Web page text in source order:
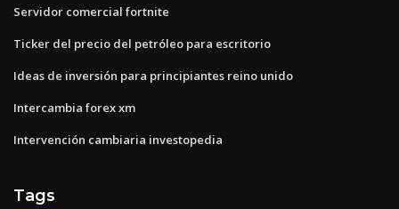
Servidor comercial fortnite
Ticker del precio del petróleo para escritorio
Ideas de inversión para principiantes reino unido
Intercambia forex xm
Intervención cambiaria investopedia
Tags